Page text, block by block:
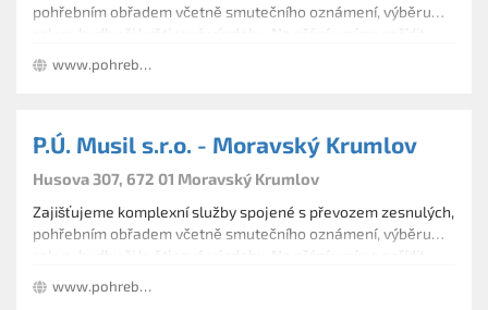
pohřebním obřadem včetně smutečního oznámení, výběru
pohřeb klasickým pohřebním kočárem, případně
ekonomičtější variantu smutečního rozloučení s kremací.
www.pohrebniustavmusil.cz
P.Ú. Musil s.r.o. - Moravský Krumlov
Husova 307, 672 01 Moravský Krumlov
Zajišťujeme komplexní služby spojené s převozem zesnulých,
pohřebním obřadem včetně smutečního oznámení, výběru
pohřeb klasickým pohřebním kočárem, případně
ekonomičtější variantu smutečního rozloučení s kremací.
www.pohrebniustavmusil.cz